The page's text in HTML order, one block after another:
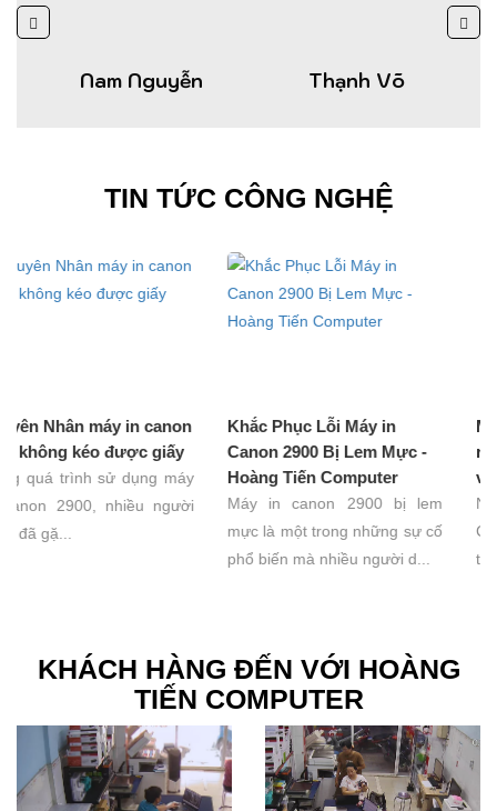
Nam Nguyễn Thạnh Võ
TIN TỨC CÔNG NGHỆ
canon
giấy
máy
người
Khắc Phục Lỗi Máy in
Canon 2900 Bị Lem Mực -
Hoàng Tiến Computer
Máy in canon 2900 bị lem
mực là một trong những sự cố
phổ biến mà nhiều người d...
Máy in canon g2010
ra mực đen -
và cách khắc phục
Nếu bạn sở hữu
Canon G2010 mà
tình trạng máy in ca...
KHÁCH HÀNG ĐẾN VỚI HOÀNG
TIẾN COMPUTER